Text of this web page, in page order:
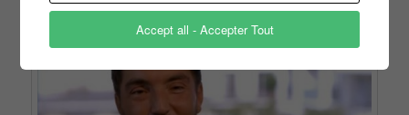
Accept all - Accepter Tout